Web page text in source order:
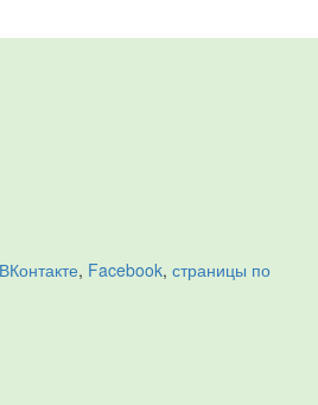
ВКонтакте, Facebook, страницы по